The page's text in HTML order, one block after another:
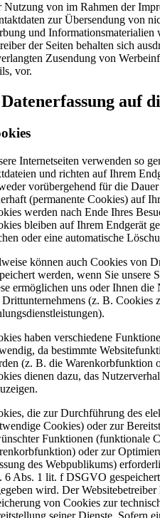
Nutzung von im Rahmen der
zur Übersendung von
und
der Seiten behalten sich
Zusendung von
vor.
auf
Internetseiten verwenden so
und richten auf Ihrem
vorübergehend für die
(permanente Cookies) auf
werden nach Ende Ihres
bleiben auf Ihrem Endgerät
oder eine automatische
können auch Cookies von
werden, wenn Sie unsere
ermöglichen uns oder Ihnen
Drittunternehmens (z. B. Cookies
haben verschiedene
da bestimmte
(z. B. die Warenkorbfunktion
dienen dazu, das
die zur Durchführung des
Cookies) oder zur
Funktionen (funktionale
oder zur
des Webpublikums)
6 Abs. 1 lit. f DSGVO
wird. Der Websitebetreiber
von Cookies zur
seiner Dienste. Sofern